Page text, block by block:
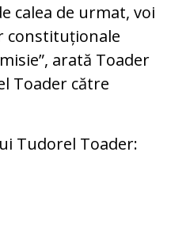
calea de urmat, voi
constituționale
arată Toader
Toader către
Tudorel Toader: